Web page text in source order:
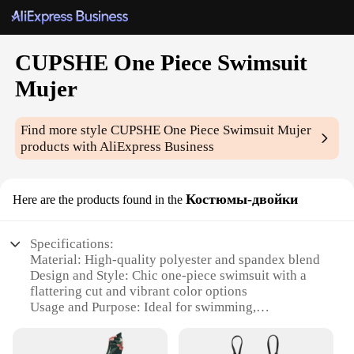
CUPSHE One Piece Swimsuit
Mujer
Find more styleCUPSHE One Piece Swimsuit Mujer
products with AliExpress Business
Here are the products found in the Костюмы-двойки
Specifications:
Material: High-quality polyester and spandex blend
Design and Style: Chic one-piece swimsuit with a
flattering cut and vibrant color options
Usage and Purpose: Ideal for swimming,
Performance and Property: Durable, quick-drying